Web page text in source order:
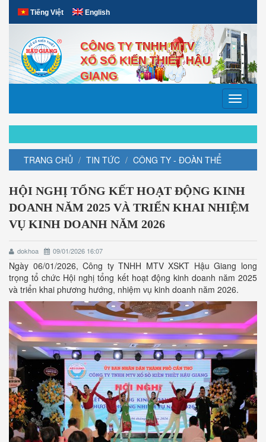
English
Tiếng Việt
CÔNG TY TNHH MTV
XỔ SỐ KIẾN THIẾT HẬU
GIANG
Toggle
TRANG CHỦ TIN TỨC CÔNG TY - ĐOÀN THỂ
HỘI NGHỊ TỔNG KẾT HOẠT ĐỘNG KINH
DOANH NĂM 2025 VÀ TRIỂN KHAI NHIỆM
VỤ KINH DOANH NĂM 2026
dokhoa 09/01/2026 16:07
Ngày 06/01/2026, Công ty TNHH MTV XSKT Hậu Giang long
trọng tổ chức Hội nghị tổng kết hoạt động kinh doanh năm 2025
và triển khai phương hướng, nhiệm vụ kinh doanh năm 2026.